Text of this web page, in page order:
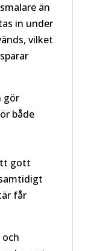
än
in under
vilket
gör
både
gott
får